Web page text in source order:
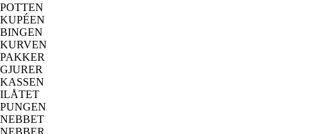
POTTEN
KUPÉEN
BINGEN
KURVEN
PAKKER
GJURER
KASSEN
ILÅTET
PUNGEN
NEBBET
NEBBER